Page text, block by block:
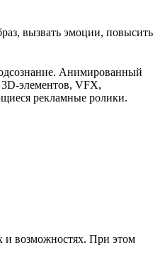
вызвать эмоции, повысить
Анимированный
элементов, VFX,
рекламные ролики.
и возможностях. При этом